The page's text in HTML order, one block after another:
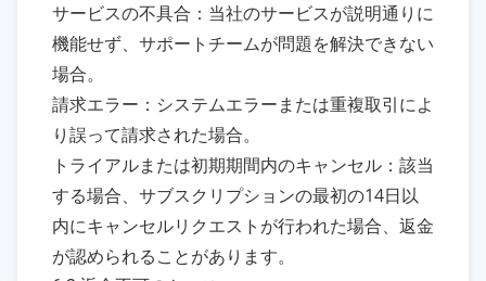
サービスの不具合：当社のサービスが説明通りに
機能せず、サポートチームが問題を解決できない
場合。
請求エラー：システムエラーまたは重複取引によ
り誤って請求された場合。
トライアルまたは初期期間内のキャンセル：該当
する場合、サブスクリプションの最初の14日以
内にキャンセルリクエストが行われた場合、返金
が認められることがあります。